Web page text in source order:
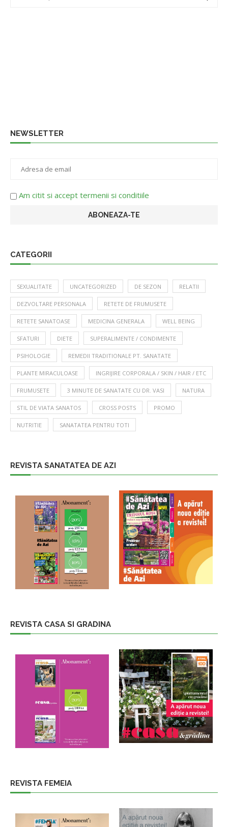
NEWSLETTER
Am citit si accept termenii si conditiile
CATEGORII
SEXUALITATE UNCATEGORIZED DE SEZON RELATII
DEZVOLTARE PERSONALA RETETE DE FRUMUSETE
RETETE SANATOASE MEDICINA GENERALA WELL BEING
SFATURI DIETE SUPERALIMENTE / CONDIMENTE
PSIHOLOGIE REMEDII TRADITIONALE PT. SANATATE
PLANTE MIRACULOASE INGRIJIRE CORPORALA / SKIN / HAIR / ETC
FRUMUSETE 3 MINUTE DE SANATATE CU DR. VASI NATURA
STIL DE VIATA SANATOS CROSS POSTS PROMO
NUTRITIE SANATATEA PENTRU TOTI
REVISTA SANATATEA DE AZI
REVISTA CASA SI GRADINA
REVISTA FEMEIA